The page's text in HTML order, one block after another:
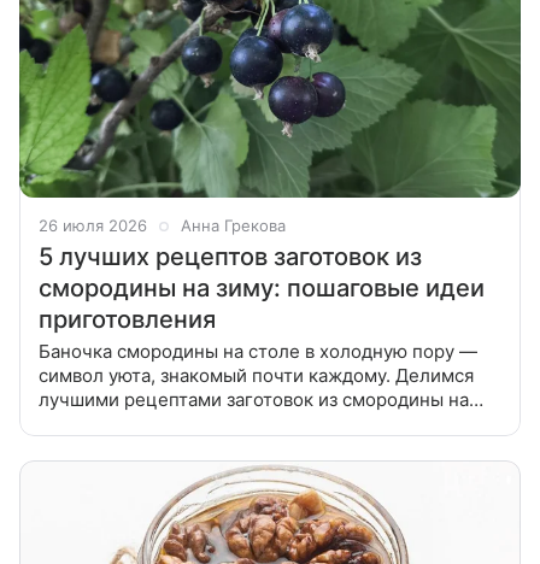
26 июля 2026 Анна Грекова
5 лучших рецептов заготовок из
смородины на зиму: пошаговые идеи
приготовления
Баночка смородины на столе в холодную пору —
символ уюта, знакомый почти каждому. Делимся
лучшими рецептами заготовок из смородины на